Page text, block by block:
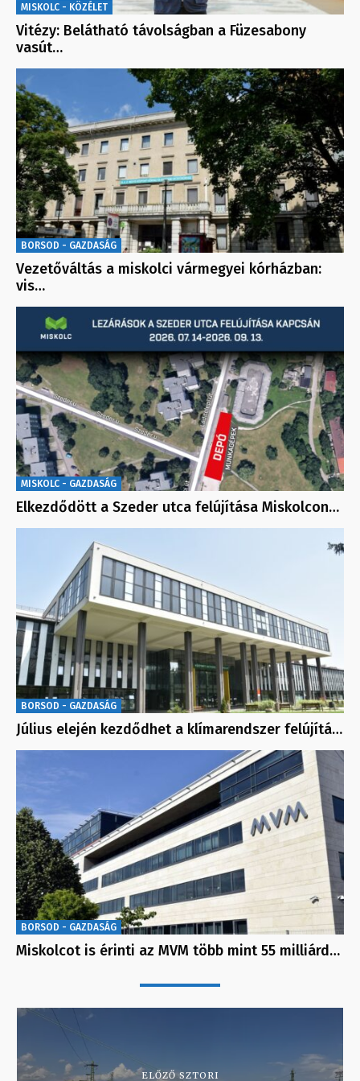
MISKOLC - KÖZÉLET
Vitézy: Belátható távolságban a Füzesabony
vasút…
BORSOD - GAZDASÁG
Vezetőváltás a miskolci vármegyei kórházban:
vis…
MISKOLC - GAZDASÁG
Elkezdődött a Szeder utca felújítása Miskolcon…
BORSOD - GAZDASÁG
Július elején kezdődhet a klímarendszer felújítá…
BORSOD - GAZDASÁG
Miskolcot is érinti az MVM több mint 55 milliárd…
ELŐZŐ SZTORI